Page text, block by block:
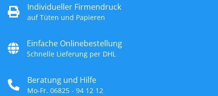
Individueller Firmendruck
auf Tüten und Papieren
Einfache Onlinebestellung
Schnelle Lieferung per DHL
Beratung und Hilfe
Mo-Fr. 06825 - 94 12 12